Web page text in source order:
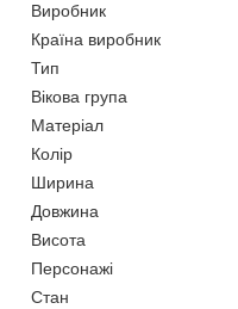
Виробник
Країна виробник
Тип
Вікова група
Матеріал
Колір
Ширина
Довжина
Висота
Персонажі
Стан